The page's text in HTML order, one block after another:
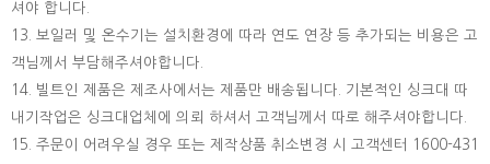
셔야 합니다.
13. 보일러 및 온수기는 설치환경에 따라 연도 연장 등 추가되는 비용은 고
객님께서 부담해주셔야합니다.
14. 빌트인 제품은 제조사에서는 제품만 배송됩니다. 기본적인 싱크대 따
내기작업은 싱크대업체에 의뢰 하셔서 고객님께서 따로 해주셔야합니다.
15. 주문이 어려우실 경우 또는 제작상품 취소변경 시 고객센터 1600-431